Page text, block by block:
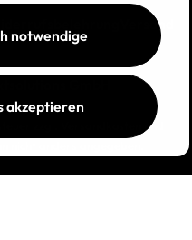
Versand
zzgl.
und
notwendige
akzeptieren